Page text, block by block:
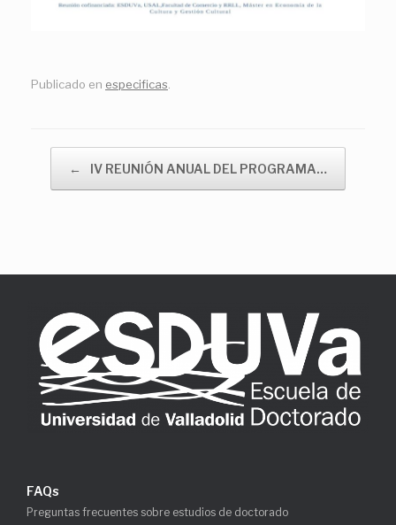
Publicado en especificas
Navegador de artículos
← IV REUNIÓN ANUAL DEL PROGRAMA…
FAQs
Preguntas frecuentes sobre estudios de doctorado